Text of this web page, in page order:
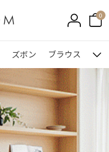
0
ズボン ブラウス ワ